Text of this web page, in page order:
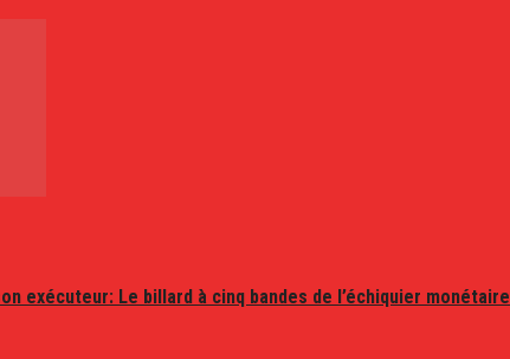
exécuteur: Le billard à cinq bandes de l’échiquier monétaire